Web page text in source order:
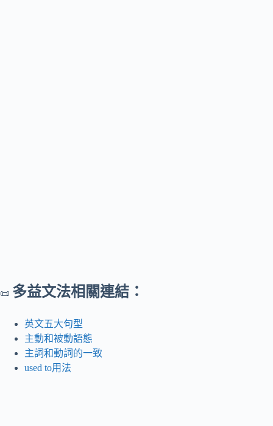
📜 多益文法相關連結：
英文五大句型
主動和被動語態
主詞和動詞的一致
used to用法